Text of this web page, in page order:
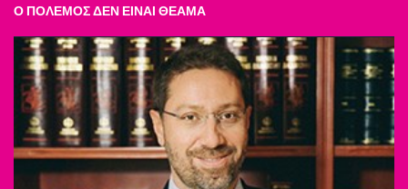
Ο ΠΟΛΕΜΟΣ ΔΕΝ ΕΙΝΑΙ ΘΕΑΜΑ